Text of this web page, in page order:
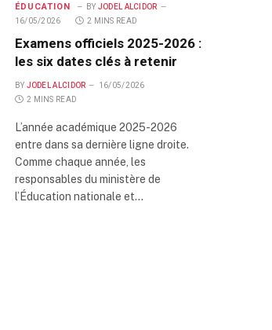
ÉDUCATION BY JODEL ALCIDOR
16/05/2026
2 MINS READ
Examens officiels 2025-2026 :
les six dates clés à retenir
BY JODEL ALCIDOR
16/05/2026
2 MINS READ
L’année académique 2025-2026
entre dans sa dernière ligne droite.
Comme chaque année, les
responsables du ministère de
l’Éducation nationale et…